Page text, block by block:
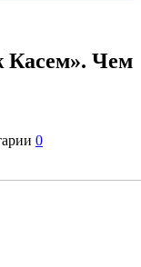
Касем». Чем
0